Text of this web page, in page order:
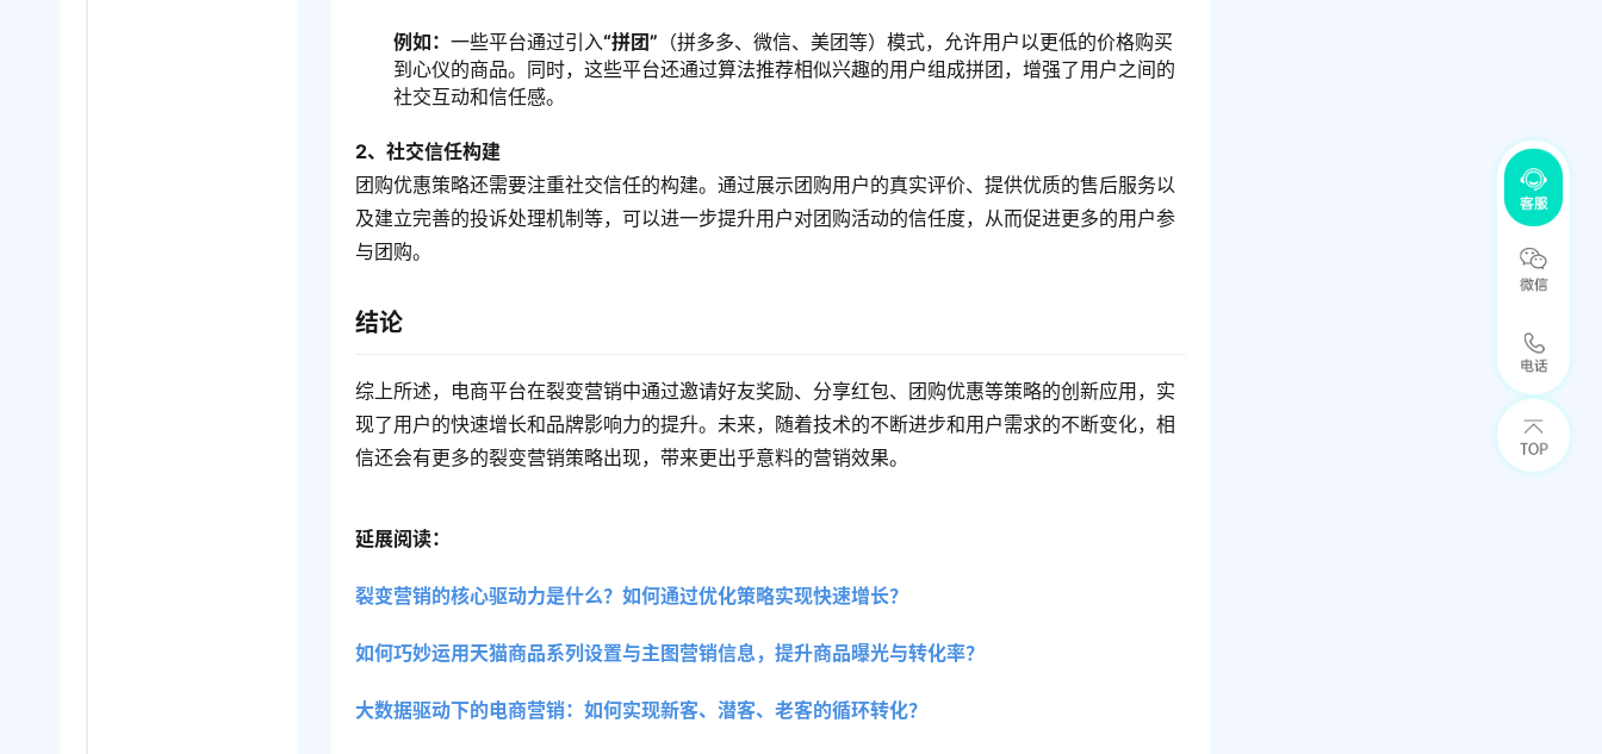
例如：一些平台通过引入“拼团” （拼多多、微信、美团等）模式，允许用户以更低的价格购买
到心仪的商品。同时，这些平台还通过算法推荐相似兴趣的用户组成拼团，增强了用户之间的
社交互动和信任感。
2、社交信任构建
团购优惠策略还需要注重社交信任的构建。通过展示团购用户的真实评价、提供优质的售后服务以
及建立完善的投诉处理机制等，可以进一步提升用户对团购活动的信任度，从而促进更多的用户参
与团购。
结论
综上所述，电商平台在裂变营销中通过邀请好友奖励、分享红包、团购优惠等策略的创新应用，实
现了用户的快速增长和品牌影响力的提升。未来，随着技术的不断进步和用户需求的不断变化，相
信还会有更多的裂变营销策略出现，带来更出乎意料的营销效果。
延展阅读：
裂变营销的核心驱动力是什么？如何通过优化策略实现快速增长？
如何巧妙运用天猫商品系列设置与主图营销信息，提升商品曝光与转化率？
大数据驱动下的电商营销：如何实现新客、潜客、老客的循环转化？